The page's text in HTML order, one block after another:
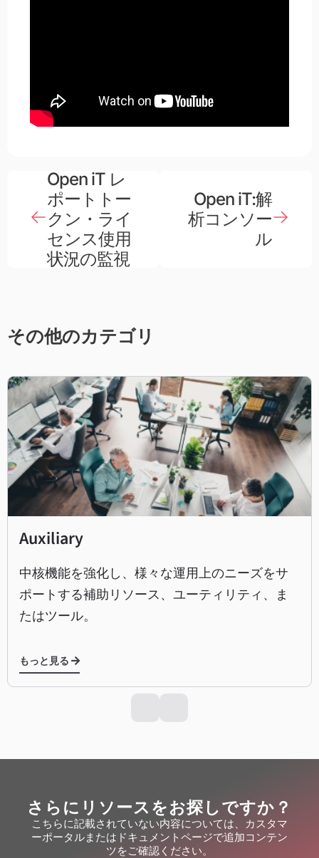
Open iT レ
ポートトー
クン・ライ
センス使用
状況の監視
Open iT:解
析コンソー
ル
その他のカテゴリ
Auxiliary
中核機能を強化し、様々な運用上のニーズをサ
ポートする補助リソース、ユーティリティ、ま
たはツール。
もっと見る
さらにリソースをお探しですか？
こちらに記載されていない内容については、カスタマ
ーポータルまたはドキュメントページで追加コンテン
ツをご確認ください。